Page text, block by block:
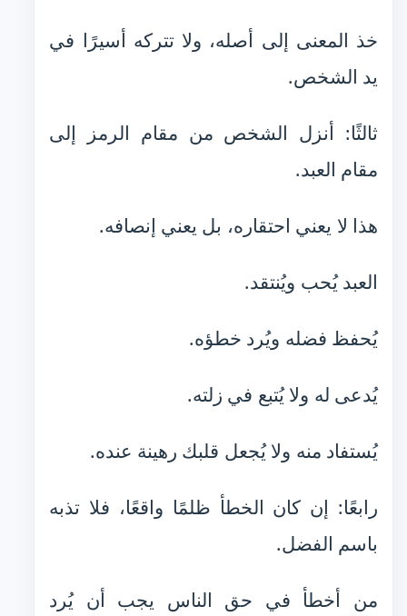
خذ المعنى إلى أصله، ولا تتركه أسيرًا في
يد الشخص.
ثالثًا: أنزل الشخص من مقام الرمز إلى
مقام العبد.
هذا لا يعني احتقاره، بل يعني إنصافه.
العبد يُحب ويُنتقد.
يُحفظ فضله ويُرد خطؤه.
يُدعى له ولا يُتبع في زلته.
يُستفاد منه ولا يُجعل قلبك رهينة عنده.
رابعًا: إن كان الخطأ ظلمًا واقعًا، فلا تذبه
باسم الفضل.
من أخطأ في حق الناس يجب أن يُرد